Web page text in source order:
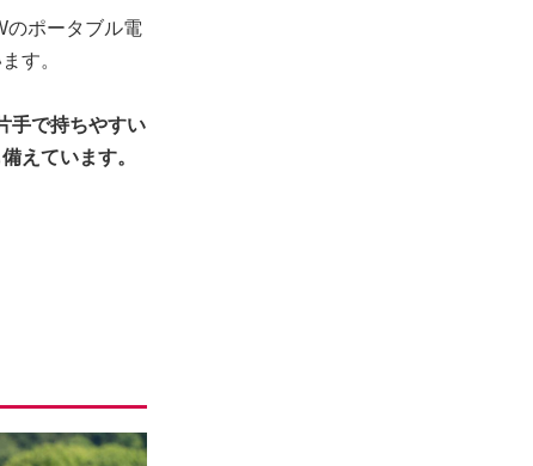
のポータブル電
す。
手で持ちやすい
えています。